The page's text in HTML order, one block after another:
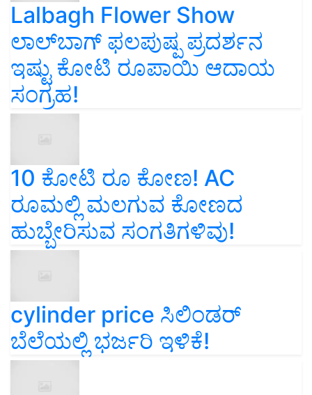
Lalbagh Flower Show
ಲಾಲ್‌ಬಾಗ್ ಫಲಪುಷ್ಪ ಪ್ರದರ್ಶನ
ಇಷ್ಟು ಕೋಟಿ ರೂಪಾಯಿ ಆದಾಯ
ಸಂಗ್ರಹ!
10 ಕೋಟಿ ರೂ ಕೋಣ! AC
ರೂಮಲ್ಲಿ ಮಲಗುವ ಕೋಣದ
ಹುಬ್ಬೇರಿಸುವ ಸಂಗತಿಗಳಿವು!
cylinder price ಸಿಲಿಂಡರ್‌
ಬೆಲೆಯಲ್ಲಿ ಭರ್ಜರಿ ಇಳಿಕೆ!